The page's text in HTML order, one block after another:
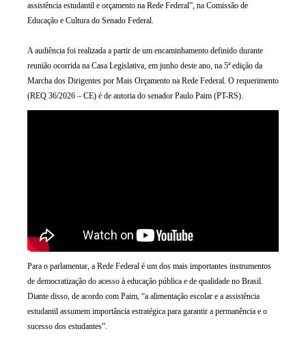
assistência estudantil e orçamento na Rede Federal”, na Comissão de
Educação e Cultura do Senado Federal.
A audiência foi realizada a partir de um encaminhamento definido durante
reunião ocorrida na Casa Legislativa, em junho deste ano, na 5ª edição da
Marcha dos Dirigentes por Mais Orçamento na Rede Federal. O requerimento
(REQ 36/2026 – CE) é de autoria do senador Paulo Paim (PT-RS).
Para o parlamentar, a Rede Federal é um dos mais importantes instrumentos
de democratização do acesso à educação pública e de qualidade no Brasil.
Diante disso, de acordo com Paim, “a alimentação escolar e a assistência
estudantil assumem importância estratégica para garantir a permanência e o
sucesso dos estudantes”.